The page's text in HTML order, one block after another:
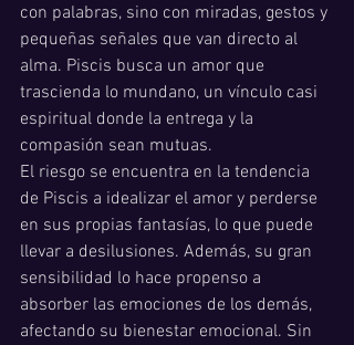
con palabras, sino con miradas, gestos y
pequeñas señales que van directo al
alma. Piscis busca un amor que
trascienda lo mundano, un vínculo casi
espiritual donde la entrega y la
compasión sean mutuas.
El riesgo se encuentra en la tendencia
de Piscis a idealizar el amor y perderse
en sus propias fantasías, lo que puede
llevar a desilusiones. Además, su gran
sensibilidad lo hace propenso a
absorber las emociones de los demás,
afectando su bienestar emocional. Sin